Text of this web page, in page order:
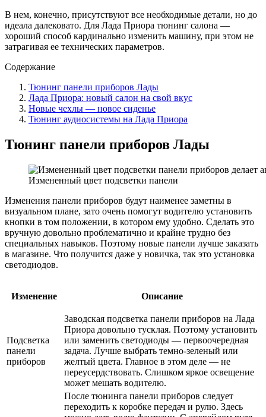
В нем, конечно, присутствуют все необходимые детали, но до
идеала далековато. Для Лада Приора тюнинг салона —
хороший способ кардинально изменить машину, при этом не
затрагивая ее технических параметров.
Содержание
Тюнинг панели приборов Лады
Лада Приора: новый салон на свой вкус
Новые чехлы — новое сиденье
Тюнинг аудиосистемы на Лада Приора
Тюнинг панели приборов Лады
Измененный цвет подсветки панели
Изменения панели приборов будут наименее заметны в
визуальном плане, зато очень помогут водителю установить
кнопки в том положении, в котором ему удобно. Сделать это
вручную довольно проблематично и крайне трудно без
специальных навыков. Поэтому новые панели лучше заказать
в магазине. Что получится даже у новичка, так это установка
светодиодов.
Изменение Описание
Подсветка
панели
приборов
Заводская подсветка панели приборов на Лада
Приора довольно тусклая. Поэтому установить
или заменить светодиоды — первоочередная
задача. Лучше выбрать темно-зеленый или
желтый цвета. Главное в этом деле — не
переусердствовать. Слишком яркое освещение
может мешать водителю.
После тюнинга панели приборов следует
переходить к коробке передач и рулю. Здесь